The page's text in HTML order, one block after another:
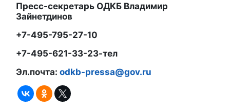
Пресс-секретарь ОДКБ Владимир
Зайнетдинов
+7-495-795-27-10
+7-495-621-33-23-тел
Эл.почта: odkb-pressa@gov.ru